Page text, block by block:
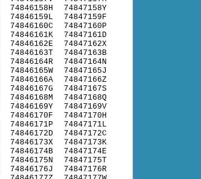
74846158H
74846159L
74846160C
74846161K
74846162E
74846163T
74846164R
74846165W
74846166A
74846167G
74846168M
74846169Y
74846170F
74846171P
74846172D
74846173X
74846174B
74846175N
74846176J
74847158Y
74847159F
74847160P
74847161D
74847162X
74847163B
74847164N
74847165J
74847166Z
74847167S
74847168Q
74847169V
74847170H
74847171L
74847172C
74847173K
74847174E
74847175T
74847176R